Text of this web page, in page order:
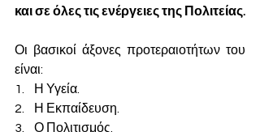
και σε όλες τις ενέργειες της Πολιτείας.
Οι βασικοί άξονες προτεραιοτήτων του
είναι:
1.    Η Υγεία.
2.    Η Εκπαίδευση.
3.    Ο Πολιτισμός.